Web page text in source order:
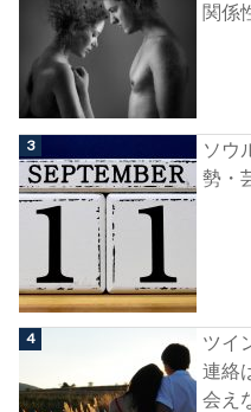
関係
ソウ
勢・
ツイ
連絡
会え